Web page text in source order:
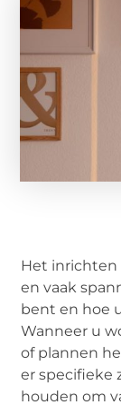
Het inrichten
en vaak
bent en hoe
Wanneer u
of plannen
er specifieke
houden om